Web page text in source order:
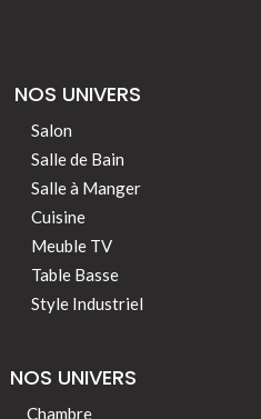
NOS UNIVERS
Salon
Salle de Bain
Salle à Manger
Cuisine
Meuble TV
Table Basse
Style Industriel
NOS UNIVERS
Chambre